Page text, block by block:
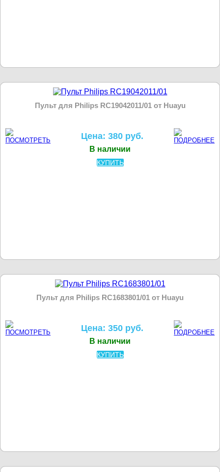
Пульт для Philips RC19042011/01 от Huayu
Цена: 380 руб.
В наличии
КУПИТЬ
Пульт для Philips RC1683801/01 от Huayu
Цена: 350 руб.
В наличии
КУПИТЬ